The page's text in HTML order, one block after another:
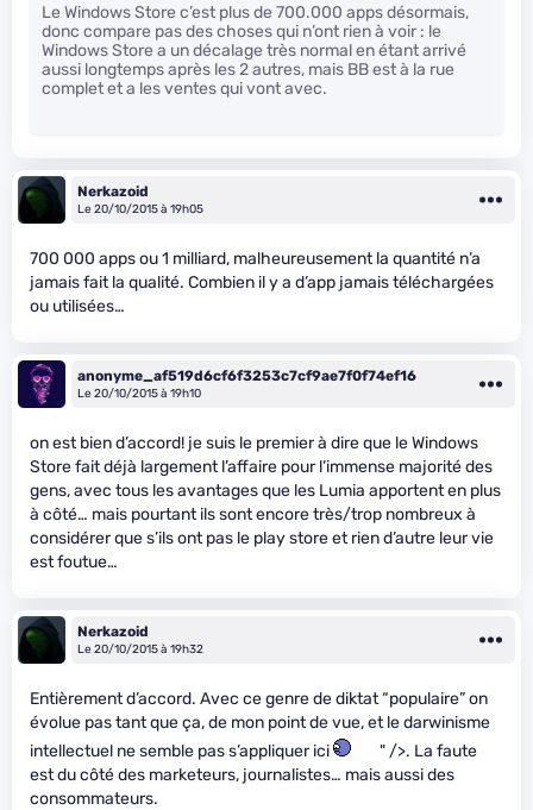
Le Windows Store c’est plus de 700.000 apps désormais,
donc compare pas des choses qui n’ont rien à voir : le
Windows Store a un décalage très normal en étant arrivé
aussi longtemps après les 2 autres, mais BB est à la rue
complet et a les ventes qui vont avec.
Nerkazoid
Le 20/10/2015 à 19h05
700 000 apps ou 1 milliard, malheureusement la quantité n’a
jamais fait la qualité. Combien il y a d’app jamais téléchargées
ou utilisées…
anonyme_af519d6cf6f3253c7cf9ae7f0f74ef16
Le 20/10/2015 à 19h10
on est bien d’accord! je suis le premier à dire que le Windows
Store fait déjà largement l’affaire pour l’immense majorité des
gens, avec tous les avantages que les Lumia apportent en plus
à côté… mais pourtant ils sont encore très/trop nombreux à
considérer que s’ils ont pas le play store et rien d’autre leur vie
est foutue…
Nerkazoid
Le 20/10/2015 à 19h32
Entièrement d’accord. Avec ce genre de diktat “populaire” on
évolue pas tant que ça, de mon point de vue, et le darwinisme
intellectuel ne semble pas s’appliquer ici
" />. La faute
est du côté des marketeurs, journalistes… mais aussi des
consommateurs.